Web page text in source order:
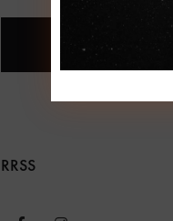
RRSS